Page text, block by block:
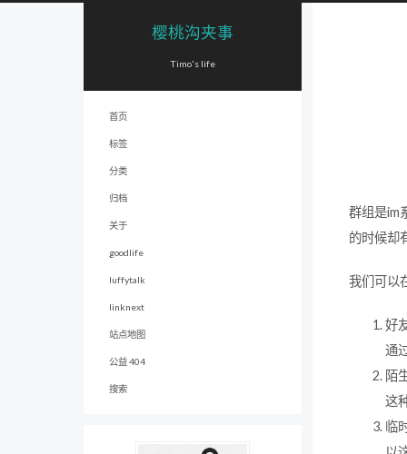
樱桃沟夹事
Timo's life
首页
标签
分类
归档
关于
goodlife
luffytalk
linknext
站点地图
公益 404
搜索
群组是im
的时候却
我们可以
好
通
陌
这
临